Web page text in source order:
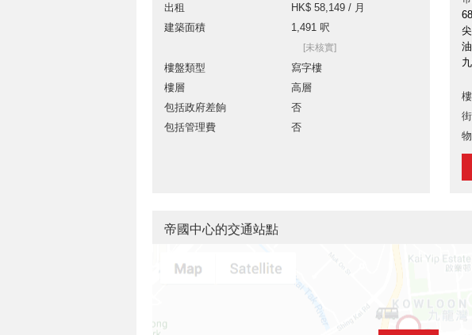
出租
HK$ 58,149 / 月
建築面積
1,491 呎
[未核實]
樓盤類型
寫字樓
樓層
高層
包括政府差餉
否
包括管理費
否
帝國中心的交通站點